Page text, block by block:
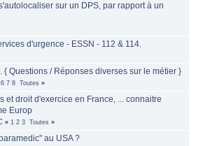
sur un DPS, par rapport à un
d'urgence - ESSN - 112 & 114.
{ Questions / Réponses diverses sur le métier }
6 7 8 Toutes »
et droit d'exercice en France, ... connaitre
Europ
« 1 2 3 Toutes »
au USA ?